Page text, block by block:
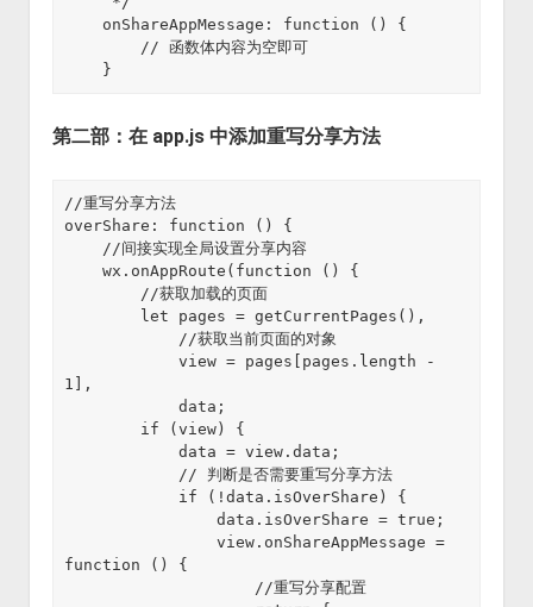
    }
第二部：在 app.js 中添加重写分享方法
//重写分享方法
overShare: function () {
    wx.onAppRoute(function () {
            view = pages[pages.length -
1],
            data;
            data = view.data;
                data.isOverShare = true;
                view.onShareAppMessage =
function () {